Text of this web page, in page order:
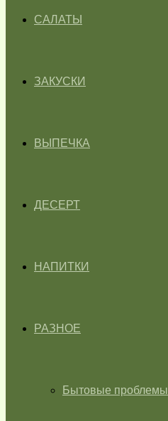
САЛАТЫ
ЗАКУСКИ
ВЫПЕЧКА
ДЕСЕРТ
НАПИТКИ
РАЗНОЕ
Бытовые проблемы